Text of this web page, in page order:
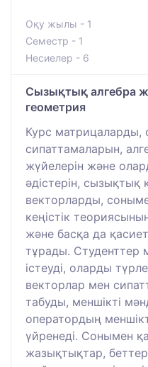
Оқу жылы - 1
Семестр - 1
Несиелер - 6
Сызықтық алгебра
геометрия
Курс матрицаларды,
сипаттамаларын,
жүйелерін және
әдістерін, сызықтық
векторларды,
кеңістік
және басқа да
тұрады. Студенттер
істеуді, оларды
векторлар мен
табуды, меншікті
оператордың
үйренеді. Сонымен
жазықтықтар,